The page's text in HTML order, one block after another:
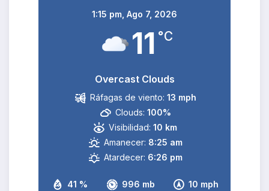
1:15 pm, Ago 7, 2026
11 °C
Overcast Clouds
41 % 996 mb 10 mph
Ráfagas de viento: 13 mph
Clouds: 100%
Visibilidad: 10 km
Amanecer: 8:25 am
Atardecer: 6:26 pm